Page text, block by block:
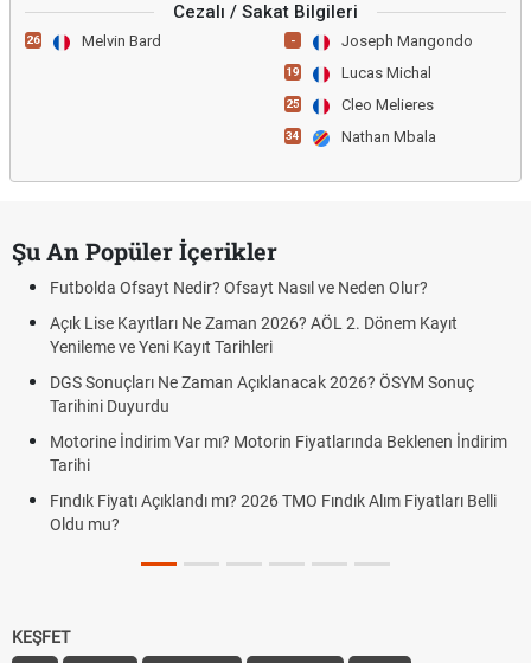
Cezalı / Sakat Bilgileri
26 Melvin Bard - Joseph Mangondo
19 Lucas Michal
25 Cleo Melieres
34 Nathan Mbala
Şu An Popüler İçerikler
Futbolda Ofsayt Nedir? Ofsayt Nasıl ve Neden Olur?
Açık Lise Kayıtları Ne Zaman 2026? AÖL 2. Dönem Kayıt
Yenileme ve Yeni Kayıt Tarihleri
DGS Sonuçları Ne Zaman Açıklanacak 2026? ÖSYM Sonuç
Tarihini Duyurdu
Motorine İndirim Var mı? Motorin Fiyatlarında Beklenen İndirim
Tarihi
Fındık Fiyatı Açıklandı mı? 2026 TMO Fındık Alım Fiyatları Belli
Oldu mu?
KEŞFET